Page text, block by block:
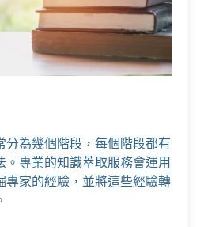
分為幾個階段，每個階段都有
。專業的知識萃取服務會運用
專家的經驗，並將這些經驗轉